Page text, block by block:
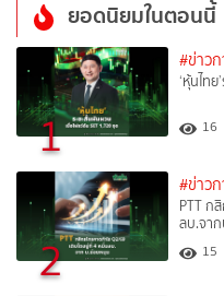
ยอดนิยมในตอนนี้
1
#ข่าว
‘หุ้นไท
16
2
#ข่าว
PTT ก
ลบ.จา
15